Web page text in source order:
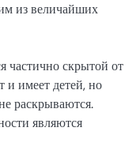
из величайших
частично скрытой от
и имеет детей, но
раскрываются.
являются